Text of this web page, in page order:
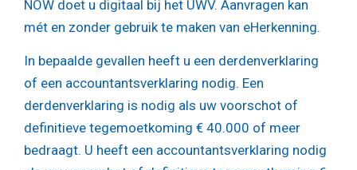
NOW doet u digitaal bij het UWV. Aanvragen kan
mét en zonder gebruik te maken van eHerkenning.
In bepaalde gevallen heeft u een derdenverklaring
of een accountantsverklaring nodig. Een
derdenverklaring is nodig als uw voorschot of
definitieve tegemoetkoming € 40.000 of meer
bedraagt. U heeft een accountantsverklaring nodig